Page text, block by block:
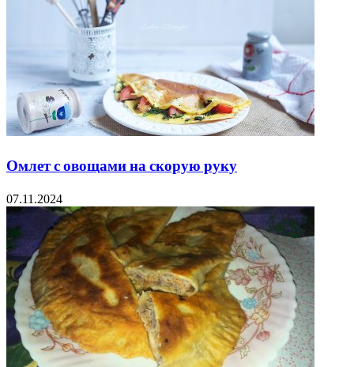
Омлет с овощами на скорую руку
07.11.2024